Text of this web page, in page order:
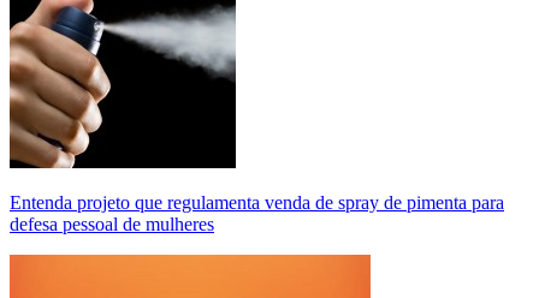
Entenda projeto que regulamenta venda de spray de pimenta para
defesa pessoal de mulheres